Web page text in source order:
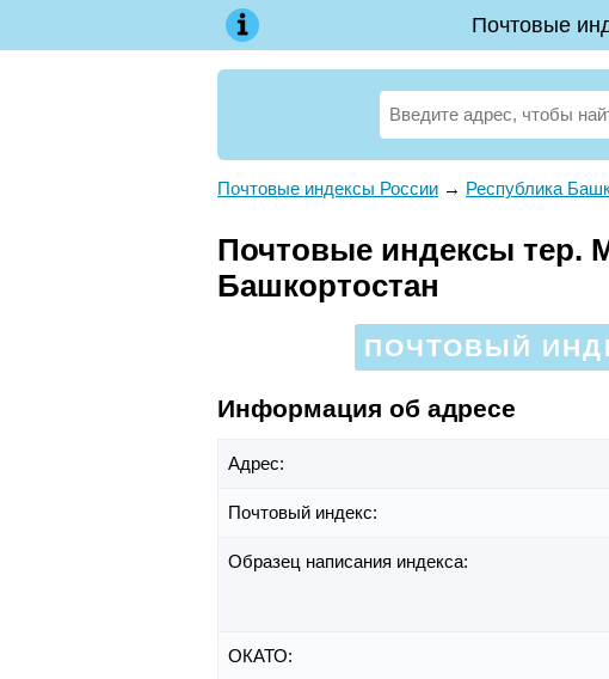
Почтовые
Почтовые индексы России → Республика
Почтовые индексы тер.
Башкортостан
ПОЧТОВЫЙ
Информация об адресе
Адрес:
Почтовый индекс:
Образец написания индекса:
ОКАТО: